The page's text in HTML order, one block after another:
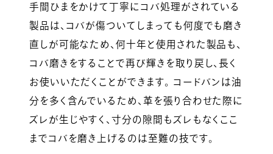
手間ひまをかけて丁寧にコバ処理がされている
製品は、コバが傷ついてしまっても何度でも磨き
直しが可能なため、何十年と使用された製品も、
コバ磨きをすることで再び輝きを取り戻し、長く
お使いいただくことができます。 コードバンは油
分を多く含んでいるため、革を張り合わせた際に
ズレが生じやすく、寸分の隙間もズレもなくここ
までコバを磨き上げるのは至難の技です。